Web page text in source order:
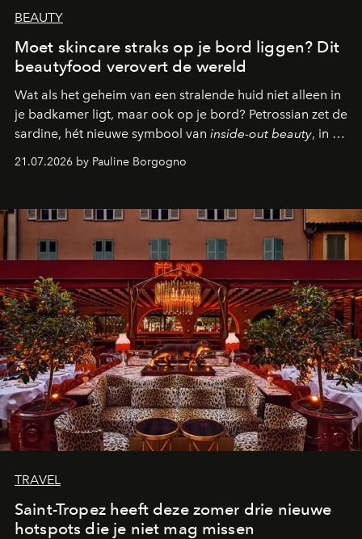
BEAUTY
Moet skincare straks op je bord liggen? Dit
beautyfood verovert de wereld
Wat als het geheim van een stralende huid niet alleen in
je badkamer ligt, maar ook op je bord? Petrossian zet de
sardine, hét nieuwe symbool van inside-out beauty, in de
21.07.2026 by Pauline Borgogno
TRAVEL
Saint-Tropez heeft deze zomer drie nieuwe
hotspots die je niet mag missen